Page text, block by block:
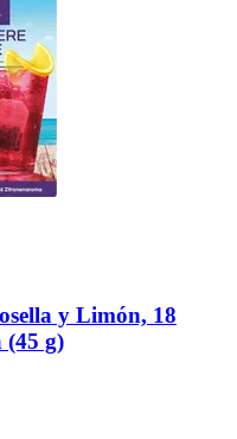
y Limón, 18
(45 g)